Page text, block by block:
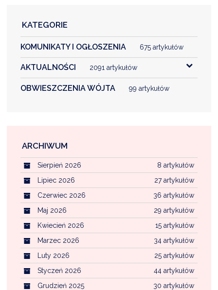
CZYSTE POWIETRZE
EWIDENCJA EMISYJNOŚCI BUDYNKÓW (CEEB)
KATEGORIE
KOMUNIKATY I OGŁOSZENIA 675 artykułów
AKTUALNOŚCI 2091 artykułów
OBWIESZCZENIA WÓJTA 99 artykułów
ARCHIWUM
8 artykułów
Sierpień 2026
27 artykułów
Lipiec 2026
36 artykułów
Czerwiec 2026
29 artykułów
Maj 2026
15 artykułów
Kwiecień 2026
34 artykułów
Marzec 2026
25 artykułów
Luty 2026
44 artykułów
Styczeń 2026
30 artykułów
Grudzień 2025